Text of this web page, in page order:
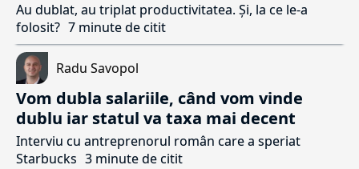
Au dublat, au triplat productivitatea. Și, la ce le-a
folosit? 7 minute de citit
Radu Savopol
Vom dubla salariile, când vom vinde
dublu iar statul va taxa mai decent
Interviu cu antreprenorul român care a speriat
Starbucks 3 minute de citit